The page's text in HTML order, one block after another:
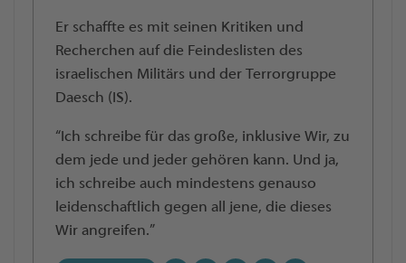
Er schaffte es mit seinen Kritiken und
Recherchen auf die Feindeslisten des
israelischen Militärs und der Terrorgruppe
Daesch (IS).
“Ich schreibe für das große, inklusive Wir, zu
dem jede und jeder gehören kann. Und ja,
ich schreibe auch mindestens genauso
leidenschaftlich gegen all jene, die dieses
Wir angreifen.”